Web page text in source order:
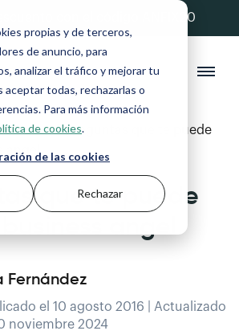
propias y de terceros,
de anuncio, para
analizar el tráfico y mejorar tu
aceptar todas, rechazarlas o
Para más información
de cookies.
de las cookies
Rechazar
con el código ANFIX20
>7 preguntas que te puede
angel
que te puede
angel
Fernández
el 10 agosto 2016 | Actualizado
noviembre 2024